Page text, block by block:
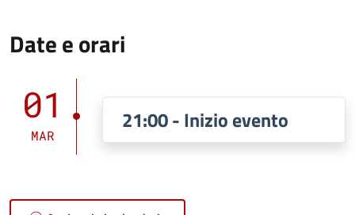
Date e orari
01
MAR
21:00 - Inizio evento